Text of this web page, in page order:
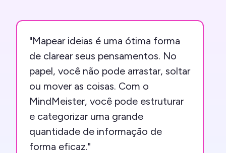
"Mapear ideias é uma ótima forma
de clarear seus pensamentos. No
papel, você não pode arrastar, soltar
ou mover as coisas. Com o
MindMeister, você pode estruturar
e categorizar uma grande
quantidade de informação de
forma eficaz."